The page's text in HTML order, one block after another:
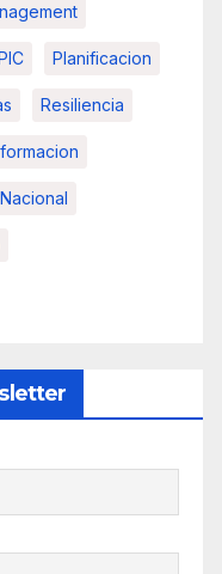
Planificacion
Resiliencia